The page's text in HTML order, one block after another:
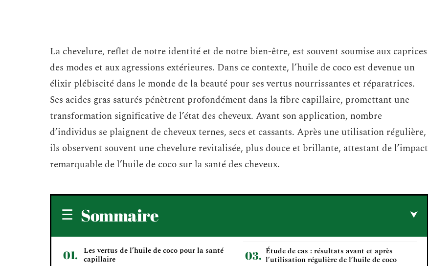
La chevelure, reflet de notre identité et de notre bien-être, est souvent soumise aux caprices
des modes et aux agressions extérieures. Dans ce contexte, l’huile de coco est devenue un
élixir plébiscité dans le monde de la beauté pour ses vertus nourrissantes et réparatrices.
Ses acides gras saturés pénètrent profondément dans la fibre capillaire, promettant une
transformation significative de l’état des cheveux. Avant son application, nombre
d’individus se plaignent de cheveux ternes, secs et cassants. Après une utilisation régulière,
ils observent souvent une chevelure revitalisée, plus douce et brillante, attestant de l’impact
remarquable de l’huile de coco sur la santé des cheveux.
Sommaire
Les vertus de l’huile de coco pour la santé
capillaire
Étude de cas : résultats avant et après
l’utilisation régulière de l’huile de coco